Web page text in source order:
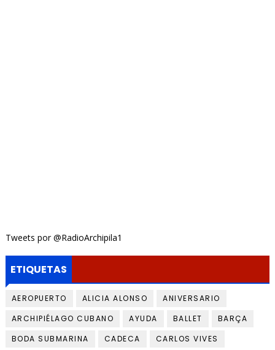
Tweets por @RadioArchipila1
ETIQUETAS
AEROPUERTO ALICIA ALONSO
ANIVERSARIO
ARCHIPIÉLAGO CUBANO
AYUDA BALLET
BARÇA
BODA SUBMARINA
CADECA
CARLOS VIVES